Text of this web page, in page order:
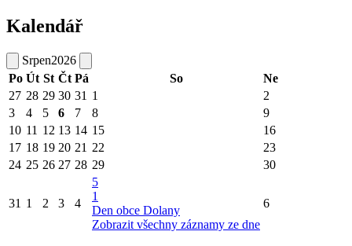
Kalendář
Srpen2026
Po Út St Čt Pá So
Ne
27 28 29 30 31 1
2
3
4 5 6 7 8
9
10 11 12 13 14 15
16
17 18 19 20 21 22
23
24 25 26 27 28 29 30
31 1 2 3 4
5
1
Den obce Dolany
Zobrazit všechny záznamy ze dne
6